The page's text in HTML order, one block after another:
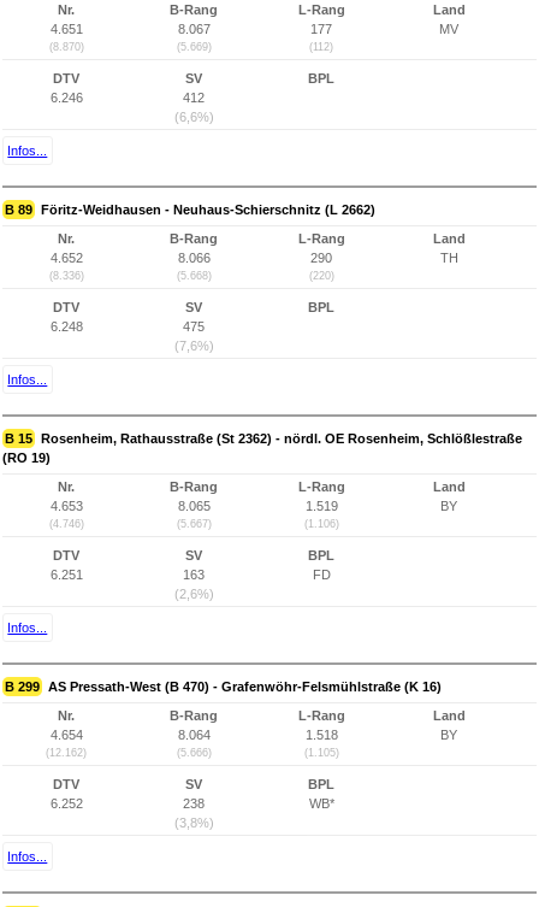
Nr.
4.651
(8.870)
B-Rang
8.067
(5.669)
L-Rang
177
(112)
Land
MV
DTV
6.246
SV
412
(6,6%)
BPL
Infos...
B 89 Föritz-Weidhausen - Neuhaus-Schierschnitz (L 2662)
Nr.
4.652
(8.336)
B-Rang
8.066
(5.668)
L-Rang
290
(220)
Land
TH
DTV
6.248
SV
475
(7,6%)
BPL
Infos...
B 15 Rosenheim, Rathausstraße (St 2362) - nördl. OE Rosenheim, Schlößlestraße
(RO 19)
Nr.
4.653
(4.746)
B-Rang
8.065
(5.667)
L-Rang
1.519
(1.106)
Land
BY
DTV
6.251
SV
163
(2,6%)
BPL
FD
Infos...
B 299 AS Pressath-West (B 470) - Grafenwöhr-Felsmühlstraße (K 16)
Nr.
4.654
(12.162)
B-Rang
8.064
(5.666)
L-Rang
1.518
(1.105)
Land
BY
DTV
6.252
SV
238
(3,8%)
BPL
WB*
Infos...